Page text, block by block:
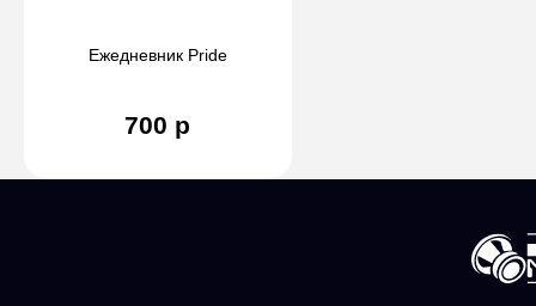
Ежедневник Pride
700 р